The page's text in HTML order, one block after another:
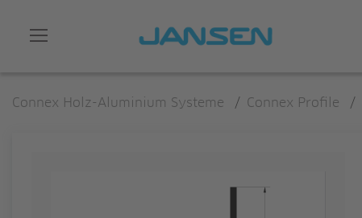
Connex Holz-Aluminium Systeme / Connex Profile /